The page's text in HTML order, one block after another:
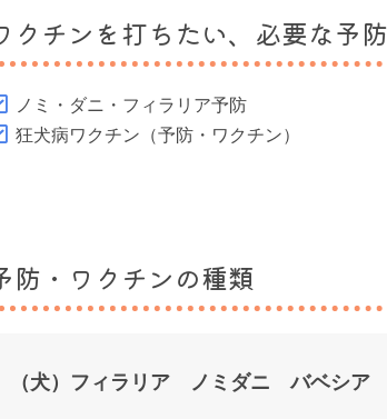
クチンを打ちたい、必要な予
ノミ・ダニ・フィラリア予防
狂犬病ワクチン（予防・ワクチン）
防・ワクチンの種類
（犬）フィラリア ノミダニ バベシア